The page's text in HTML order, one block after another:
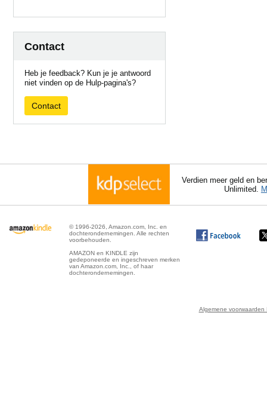
Contact
Heb je feedback? Kun je je antwoord
niet vinden op de Hulp-pagina's?
Contact
Verdien meer geld en
Unlimited.
© 1996-2026, Amazon.com, Inc. en
dochterondernemingen. Alle rechten
voorbehouden.
AMAZON en KINDLE zijn
gedeponeerde en ingeschreven merken
van Amazon.com, Inc., of haar
dochterondernemingen.
Algemene voorwaarden